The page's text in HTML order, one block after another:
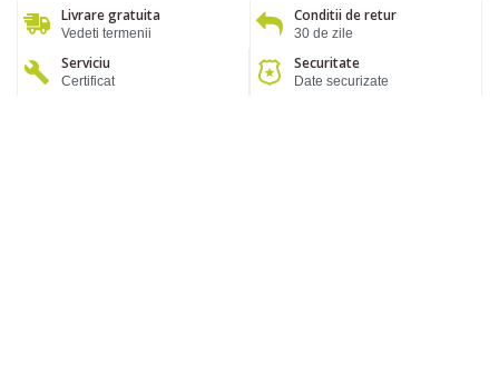
Livrare gratuita
Vedeti termenii
Conditii de retur
30 de zile
Serviciu
Certificat
Securitate
Date securizate